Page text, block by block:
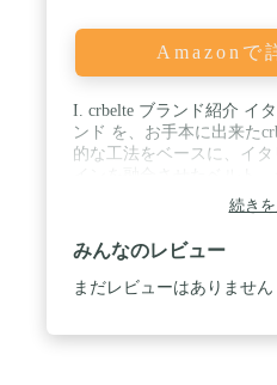
Amazonで
I. crbelte ブランド紹介 イ
ンド を、お手本に出来た
的な工法をベースに、イ
す。フルハンドメイドの
ランドです。 ベルト職人
ザーメッシュベルト、
するメッシュベルト、つま
本体にベルトピンを挿し
続き
みんなのレビュー
まだレビューはありません